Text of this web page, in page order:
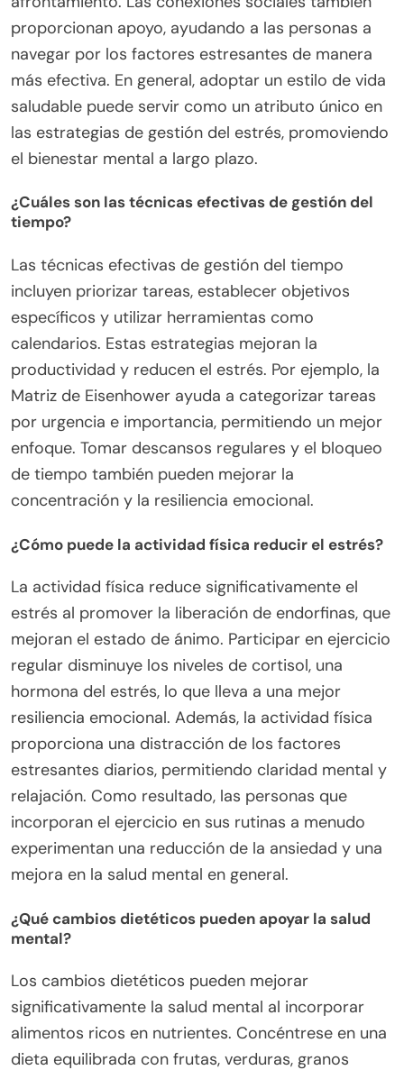
proporcionan apoyo, ayudando a las personas a
navegar por los factores estresantes de manera
más efectiva. En general, adoptar un estilo de vida
saludable puede servir como un atributo único en
las estrategias de gestión del estrés, promoviendo
el bienestar mental a largo plazo.
¿Cuáles son las técnicas efectivas de gestión del
tiempo?
Las técnicas efectivas de gestión del tiempo
incluyen priorizar tareas, establecer objetivos
específicos y utilizar herramientas como
calendarios. Estas estrategias mejoran la
productividad y reducen el estrés. Por ejemplo, la
Matriz de Eisenhower ayuda a categorizar tareas
por urgencia e importancia, permitiendo un mejor
enfoque. Tomar descansos regulares y el bloqueo
de tiempo también pueden mejorar la
concentración y la resiliencia emocional.
¿Cómo puede la actividad física reducir el estrés?
La actividad física reduce significativamente el
estrés al promover la liberación de endorfinas, que
mejoran el estado de ánimo. Participar en ejercicio
regular disminuye los niveles de cortisol, una
hormona del estrés, lo que lleva a una mejor
resiliencia emocional. Además, la actividad física
proporciona una distracción de los factores
estresantes diarios, permitiendo claridad mental y
relajación. Como resultado, las personas que
incorporan el ejercicio en sus rutinas a menudo
experimentan una reducción de la ansiedad y una
mejora en la salud mental en general.
¿Qué cambios dietéticos pueden apoyar la salud
mental?
Los cambios dietéticos pueden mejorar
significativamente la salud mental al incorporar
alimentos ricos en nutrientes. Concéntrese en una
dieta equilibrada con frutas, verduras, granos